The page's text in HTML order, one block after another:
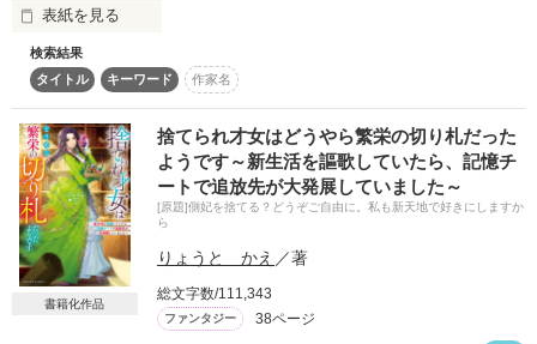
表紙を見る
──もし来世があったとして、
私がお姉ちゃんに生まれたら妹には優しくしてあげよう。
一度目の人生は残念ながら、姉に恵まれなかった。
じゃあ『リネット・ピリア・メルヴィル』としての
二度目の人生がどうなったのかというと。
「リネットみたいな人がメルヴィル家の人間なんて、信じられ
ないわ」
どうやら私は、姉妹とうまくやれない星のもとに生まれたらし
い。
だけどそんなにいらない子だって言うなら、
検索結果
タイトル
キーワード 作家名
書籍化作品
捨てられ才女はどうやら繁栄の切り札だった
ようです～新生活を謳歌していたら、記憶チ
ートで追放先が大発展していました～
[原題]側妃を捨てる？どうぞご自由に。私も新天地で好きにしますか
ら
りょうと かえ ／著
総文字数/111,343
ファンタジー 38ページ